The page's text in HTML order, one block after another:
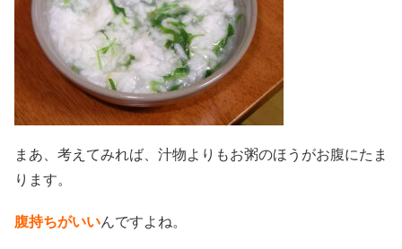
まあ、考えてみれば、汁物よりもお粥のほうがお腹にたま
ります。
腹持ちがいいんですよね。